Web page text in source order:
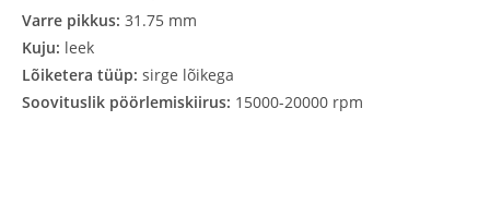
Varre pikkus: 31.75 mm
Kuju: leek
Lõiketera tüüp: sirge lõikega
Soovituslik pöörlemiskiirus: 15000-20000 rpm